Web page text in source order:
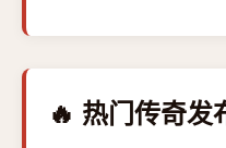
🔥 热门传奇发